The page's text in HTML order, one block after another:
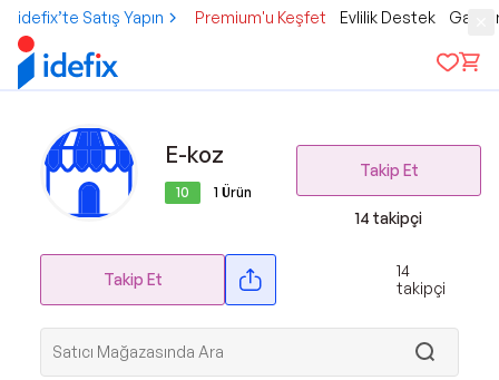
idefix’te Satış Yapın Premium'u Keşfet Evlilik Destek
E-koz
10 1 Ürün
Takip Et
14 takipçi
Takip Et
14
takipçi